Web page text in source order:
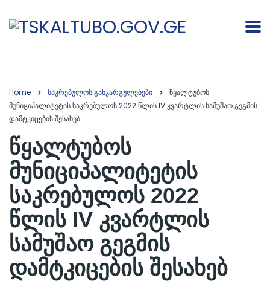
Home საკრებულოს განკარგულებები
წყალტუბოს
მუნიციპალიტეტის საკრებულოს 2022 წლის IV კვარტლის სამუშაო გეგმის
დამტკიცების შესახებ
წყალტუბოს
მუნიციპალიტეტის
საკრებულოს 2022
წლის IV კვარტლის
სამუშაო გეგმის
დამტკიცების შესახებ